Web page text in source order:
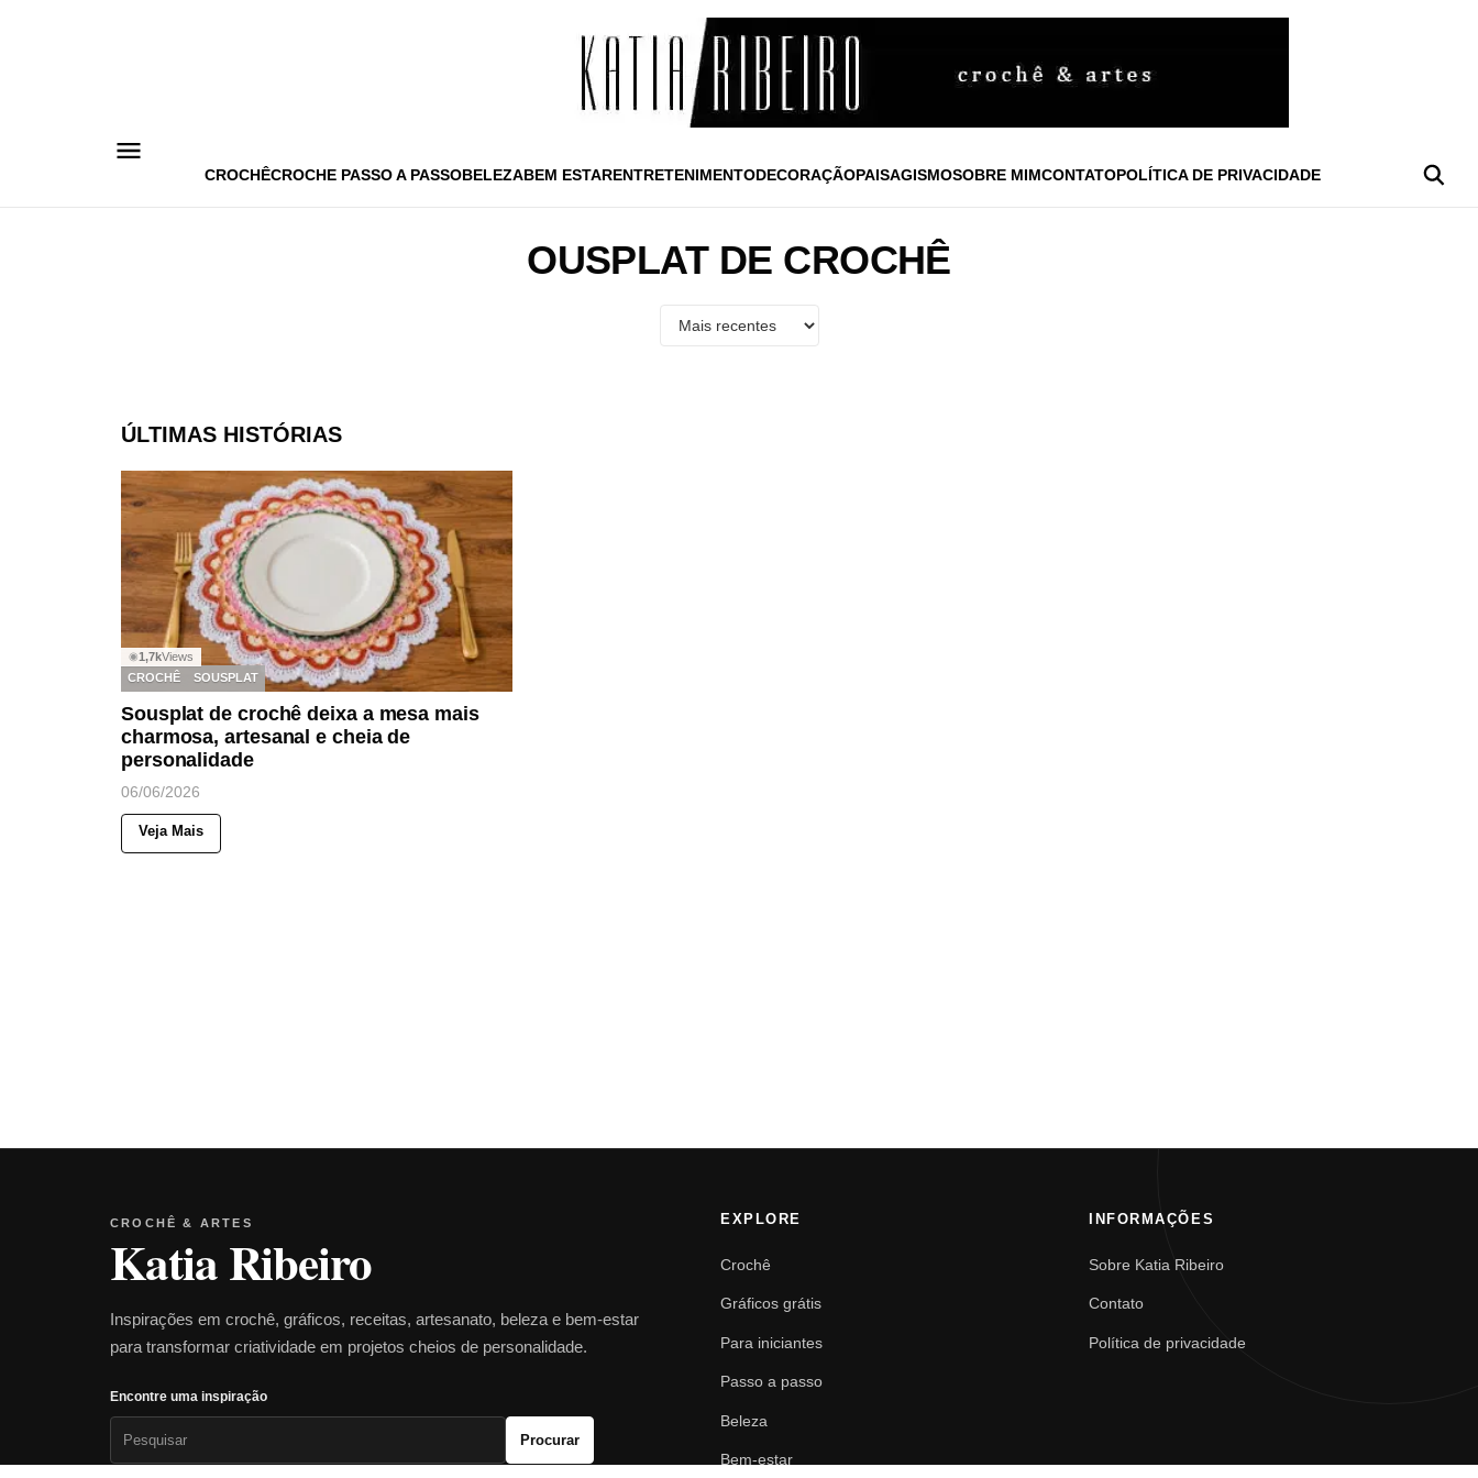
CROCHÊCROCHE PASSO A PASSOBELEZABEM ESTARENTRETENIMENTODECORAÇÃOPAISAGISMOSOBRE MIMCONTATOPOLÍTICA DE PRIVACIDADE
OUSPLAT DE CROCHÊ
ÚLTIMAS HISTÓRIAS
◉1,7kViews
CROCHÊ
SOUSPLAT
Sousplat de crochê deixa a mesa mais
charmosa, artesanal e cheia de
personalidade
06/06/2026
Veja Mais
CROCHÊ & ARTES
Katia Ribeiro
Inspirações em crochê, gráficos, receitas, artesanato, beleza e bem-estar
para transformar criatividade em projetos cheios de personalidade.
Encontre uma inspiração
Procurar
EXPLORE
Crochê
Gráficos grátis
Para iniciantes
Passo a passo
Beleza
Bem-estar
INFORMAÇÕES
Sobre Katia Ribeiro
Contato
Política de privacidade